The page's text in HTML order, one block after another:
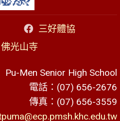
三好體協
佛光山寺
Pu-Men Senior High School
電話：(07) 656-2676
傳真：(07) 656-3559